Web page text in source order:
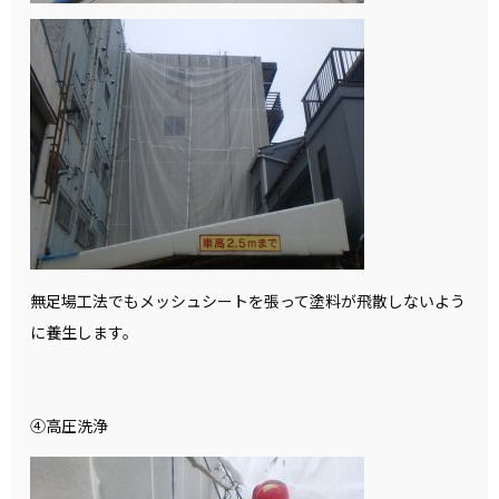
無足場工法でもメッシュシートを張って塗料が飛散しないよう
に養生します。
④高圧洗浄